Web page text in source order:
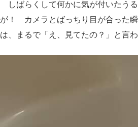
しばらくして何かに気が付いたう
が！ カメラとばっちり目が合った
は、まるで「え、見てたの？」と言